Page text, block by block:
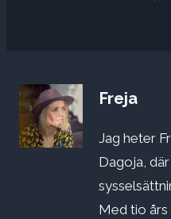
Freja
Jag heter
Dagoja,
Med tio